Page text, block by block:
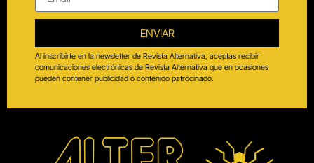
ENVIAR
Al inscribirte en la newsletter de Revista Alternativa, aceptas recibir
comunicaciones electrónicas de Revista Alternativa que en ocasiones
pueden contener publicidad o contenido patrocinado.